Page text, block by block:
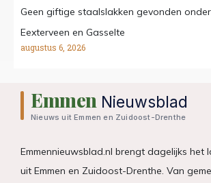
Geen giftige staalslakken gevonden
Eexterveen en Gasselte
augustus 6, 2026
Emmen Nieuwsblad
Nieuws uit Emmen en Zuidoost-Drenthe
Emmennieuwsblad.nl brengt dagelijks het
uit Emmen en Zuidoost-Drenthe. Van